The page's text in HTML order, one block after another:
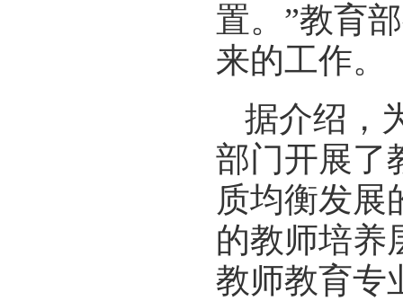
置。”教育
来的工作。
据介绍，
部门开展了
质均衡发展
的教师培养
教师教育专